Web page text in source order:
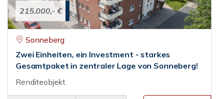
215.000,- €
Sonneberg
Zwei Einheiten, ein Investment - starkes
Gesamtpaket in zentraler Lage von Sonneberg!
Renditeobjekt